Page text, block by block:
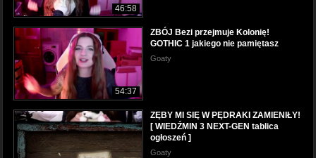
46:58
54:37
ZBÓJ Bezi przejmuje Kolonię!
GOTHIC 1 jakiego nie pamiętasz
Goaty
ZĘBY MI SIĘ W PĘDRAKI ZAMIENIŁY!
[ WIEDŹMIN 3 NEXT-GEN tablica
ogłoszeń ]
Goaty